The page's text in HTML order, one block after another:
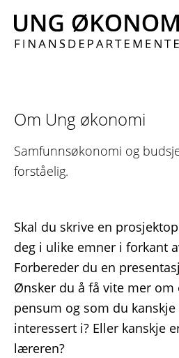
innhold
Om Ung økonomi
Samfunnsøkonomi og
forståelig.
Skal du skrive en
deg i ulike emner i forkant
Forbereder du en
Ønsker du å få vite mer om
pensum og som du
interessert i? Eller kanskje
læreren?